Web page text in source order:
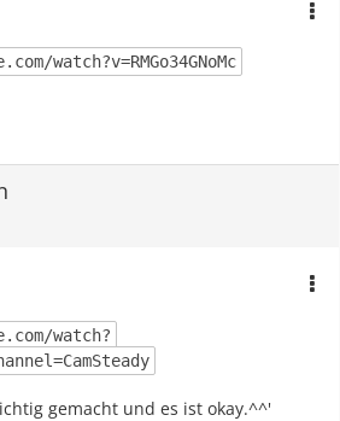
watch?v=RMGo34GNoMc
watch?
gemacht und es ist okay.^^'